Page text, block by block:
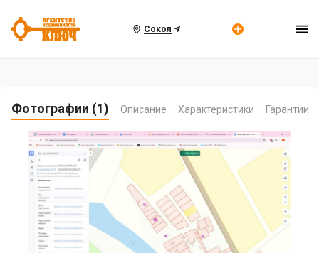
Сокол
Фотографии (1) Описание Характеристики Гарантии